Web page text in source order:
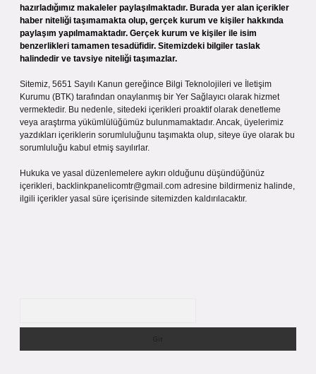
hazırladığımız makaleler paylaşılmaktadır. Burada yer alan içerikler
haber niteliği taşımamakta olup, gerçek kurum ve kişiler hakkında
paylaşım yapılmamaktadır. Gerçek kurum ve kişiler ile isim
benzerlikleri tamamen tesadüfidir. Sitemizdeki bilgiler taslak
halindedir ve tavsiye niteliği taşımazlar.
Sitemiz, 5651 Sayılı Kanun gereğince Bilgi Teknolojileri ve İletişim
Kurumu (BTK) tarafından onaylanmış bir Yer Sağlayıcı olarak hizmet
vermektedir. Bu nedenle, sitedeki içerikleri proaktif olarak denetleme
veya araştırma yükümlülüğümüz bulunmamaktadır. Ancak, üyelerimiz
yazdıkları içeriklerin sorumluluğunu taşımakta olup, siteye üye olarak bu
sorumluluğu kabul etmiş sayılırlar.
Hukuka ve yasal düzenlemelere aykırı olduğunu düşündüğünüz
içerikleri, backlinkpanelicomtr@gmail.com adresine bildirmeniz halinde,
ilgili içerikler yasal süre içerisinde sitemizden kaldırılacaktır.